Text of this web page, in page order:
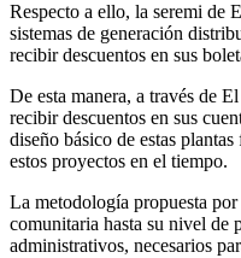
Respecto a ello, la seremi de
sistemas de generación
recibir descuentos en sus
De esta manera, a través de
recibir descuentos en sus
diseño básico de estas
estos proyectos en el tiempo.
La metodología propuesta
comunitaria hasta su nivel de
administrativos, necesarios